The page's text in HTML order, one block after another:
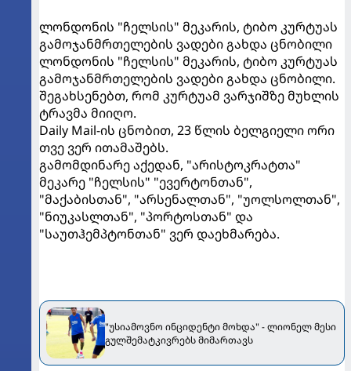
ლონდონის "ჩელსის" მეკარის, ტიბო კურტუას
გამოჯანმრთელების ვადები გახდა ცნობილი
ლონდონის "ჩელსის" მეკარის, ტიბო კურტუას
გამოჯანმრთელების ვადები გახდა ცნობილი.
შეგახსენებთ, რომ კურტუამ ვარჯიშზე მუხლის
ტრავმა მიიღო.
Daily Mail-ის ცნობით, 23 წლის ბელგიელი ორი
თვე ვერ ითამაშებს.
გამომდინარე აქედან, "არისტოკრატთა"
მეკარე "ჩელსის" "ევერტონთან",
"მაქაბისთან", "არსენალთან", "უოლსოლთან",
"ნიუკასლთან", "პორტოსთან" და
"საუთჰემპტონთან" ვერ დაეხმარება.
"უსიამოვნო ინციდენტი მოხდა" - ლიონელ მესი
გულშემატკივრებს მიმართავს